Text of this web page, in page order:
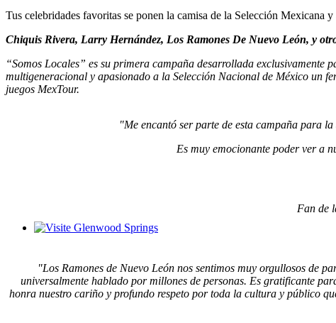
Tus celebridades favoritas se ponen la camisa de la Selección Mexicana
Chiquis Rivera, Larry Hernández, Los Ramones De Nuevo León, y
“Somos Locales” es su primera campaña desarrollada exclusivamente
multigeneracional y apasionado a la Selección Nacional de México un
juegos MexTour.
"Me encantó ser parte de esta campaña para
Es muy emocionante poder ver a
Fan de
"Los Ramones de Nuevo León nos sentimos muy orgullosos de
universalmente hablado por millones de personas. Es gratificante
honra nuestro cariño y profundo respeto por toda la cultura y público